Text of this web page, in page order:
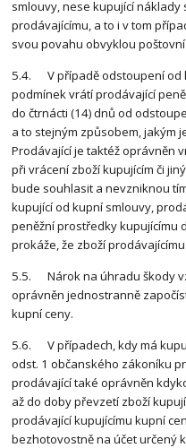
smlouvy, nese kupující
prodávajícímu, a to i v tom
svou povahu obvyklou
5.4. V případě odstoupení od
podmínek vrátí prodávající
do čtrnácti (14) dnů od
a to stejným způsobem, jakým
Prodávající je taktéž oprávněn
při vrácení zboží kupujícím či
bude souhlasit a nevzniknou
kupující od kupní smlouvy,
peněžní prostředky kupujícímu
prokáže, že zboží
5.5. Nárok na úhradu škody
oprávněn jednostranně
kupní ceny.
5.6. V případech, kdy má
odst. 1 občanského zákoníku
prodávající také oprávněn
až do doby převzetí zboží
prodávající kupujícímu kupní
bezhotovostně na účet určený